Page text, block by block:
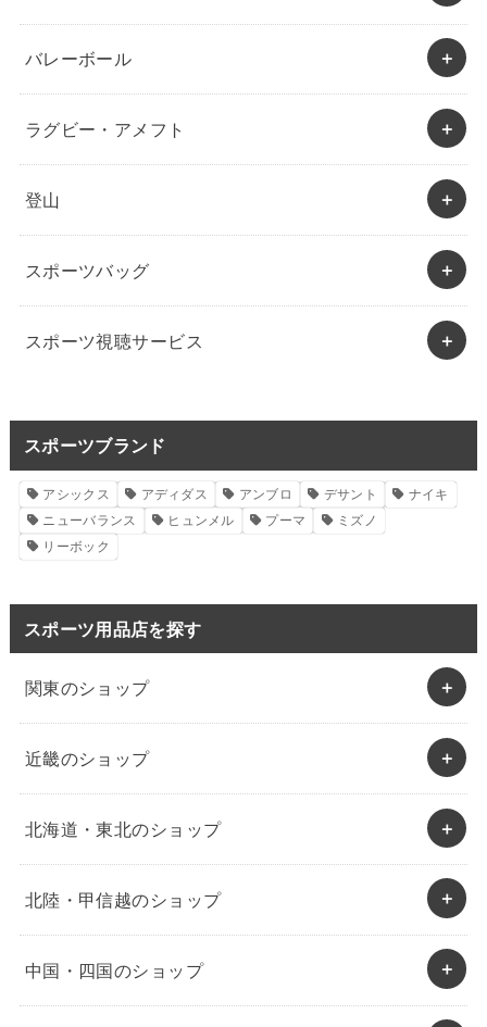
バレーボール
ラグビー・アメフト
登山
スポーツバッグ
スポーツ視聴サービス
スポーツブランド
アシックス アディダス アンブロ デサント
ナイキ
ニューバランス
ヒュンメル プーマ
ミズノ
リーボック
スポーツ用品店を探す
関東のショップ
近畿のショップ
北海道・東北のショップ
北陸・甲信越のショップ
中国・四国のショップ